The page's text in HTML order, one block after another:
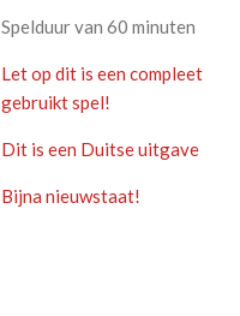
Spelduur van 60 minuten
Let op dit is een compleet
gebruikt spel!
Dit is een Duitse uitgave
Bijna nieuwstaat!